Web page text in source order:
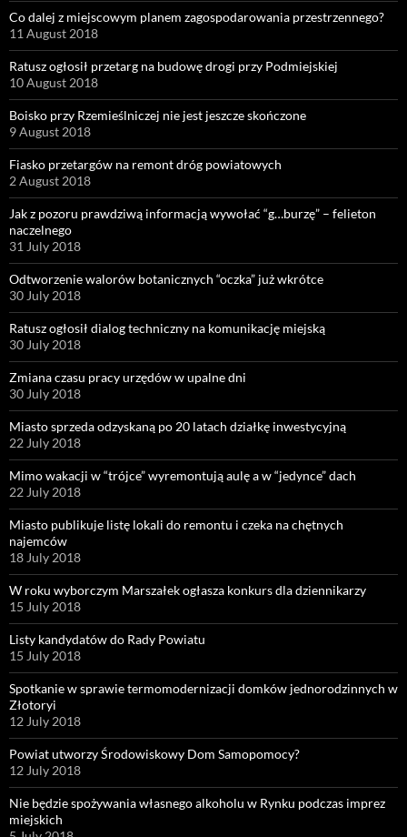
Co dalej z miejscowym planem zagospodarowania przestrzennego?
11 August 2018
Ratusz ogłosił przetarg na budowę drogi przy Podmiejskiej
10 August 2018
Boisko przy Rzemieślniczej nie jest jeszcze skończone
9 August 2018
Fiasko przetargów na remont dróg powiatowych
2 August 2018
Jak z pozoru prawdziwą informacją wywołać “g…burzę” – felieton
naczelnego
31 July 2018
Odtworzenie walorów botanicznych “oczka” już wkrótce
30 July 2018
Ratusz ogłosił dialog techniczny na komunikację miejską
30 July 2018
Zmiana czasu pracy urzędów w upalne dni
30 July 2018
Miasto sprzeda odzyskaną po 20 latach działkę inwestycyjną
22 July 2018
Mimo wakacji w “trójce” wyremontują aulę a w “jedynce” dach
22 July 2018
Miasto publikuje listę lokali do remontu i czeka na chętnych
najemców
18 July 2018
W roku wyborczym Marszałek ogłasza konkurs dla dziennikarzy
15 July 2018
Listy kandydatów do Rady Powiatu
15 July 2018
Spotkanie w sprawie termomodernizacji domków jednorodzinnych w
Złotoryi
12 July 2018
Powiat utworzy Środowiskowy Dom Samopomocy?
12 July 2018
Nie będzie spożywania własnego alkoholu w Rynku podczas imprez
miejskich